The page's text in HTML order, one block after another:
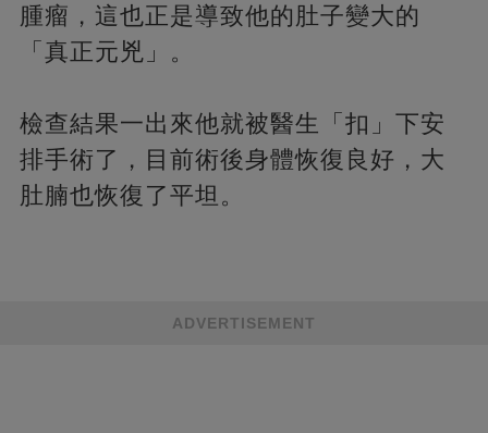
腫瘤，這也正是導致他的肚子變大的
「真正元兇」。
檢查結果一出來他就被醫生「扣」下安
排手術了，目前術後身體恢復良好，大
肚腩也恢復了平坦。
ADVERTISEMENT